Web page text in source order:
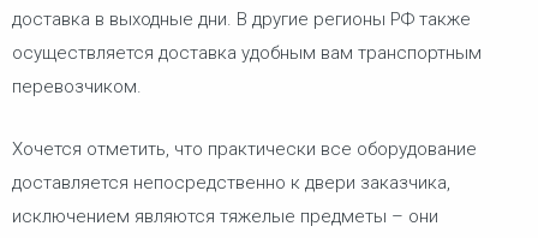
доставка в выходные дни. В другие регионы РФ также
осуществляется доставка удобным вам транспортным
перевозчиком.
Хочется отметить, что практически все оборудование
доставляется непосредственно к двери заказчика,
исключением являются тяжелые предметы – они